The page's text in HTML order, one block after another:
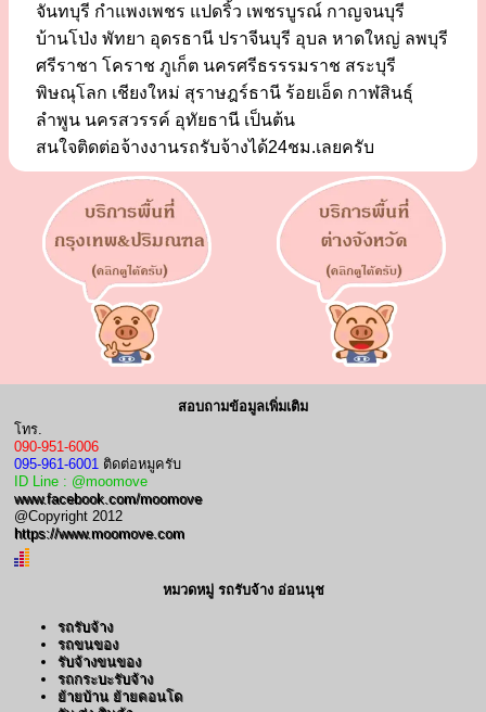
จันทบุรี กำแพงเพชร แปดริ้ว เพชรบูรณ์ กาญจนบุรี
บ้านโป่ง พัทยา อุดรธานี ปราจีนบุรี อุบล หาดใหญ่ ลพบุรี
ศรีราชา โคราช ภูเก็ต นครศรีธรรรมราช สระบุรี
พิษณุโลก เชียงใหม่ สุราษฎร์ธานี ร้อยเอ็ด กาฬสินธุ์
ลำพูน นครสวรรค์ อุทัยธานี เป็นต้น
สนใจติดต่อจ้างงานรถรับจ้างได้24ชม.เลยครับ
สอบถามข้อมูลเพิ่มเติม
โทร.
090-951-6006
095-961-6001 ติดต่อหมูครับ
ID Line : @moomove
www.facebook.com/moomove
@Copyright 2012
https://www.moomove.com
หมวดหมู่ รถรับจ้าง อ่อนนุช
รถรับจ้าง
รถขนของ
รับจ้างขนของ
รถกระบะรับจ้าง
ย้ายบ้าน ย้ายคอนโด